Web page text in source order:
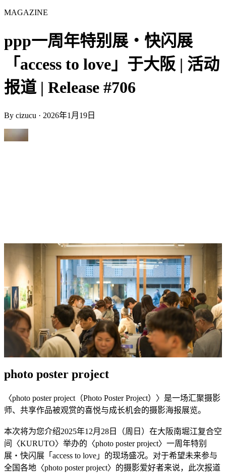
MAGAZINE
ppp一周年特别展・快闪展
「access to love」于大阪 | 活动
报道 | Release #706
By cizucu · 2026年1月19日
photo poster project
〈photo poster project（Photo Poster Project）〉是一场汇聚摄影
师、共享作品被观赏的喜悦与成长机会的摄影海报展览。
本次将为您介绍2025年12月28日（周日）在大阪南堀江复合空
间〈KURUTO〉举办的〈photo poster project〉一周年特别
展・快闪展「access to love」的现场盛况。对于希望未来参与
全国各地〈photo poster project〉的摄影爱好者来说，此次报道